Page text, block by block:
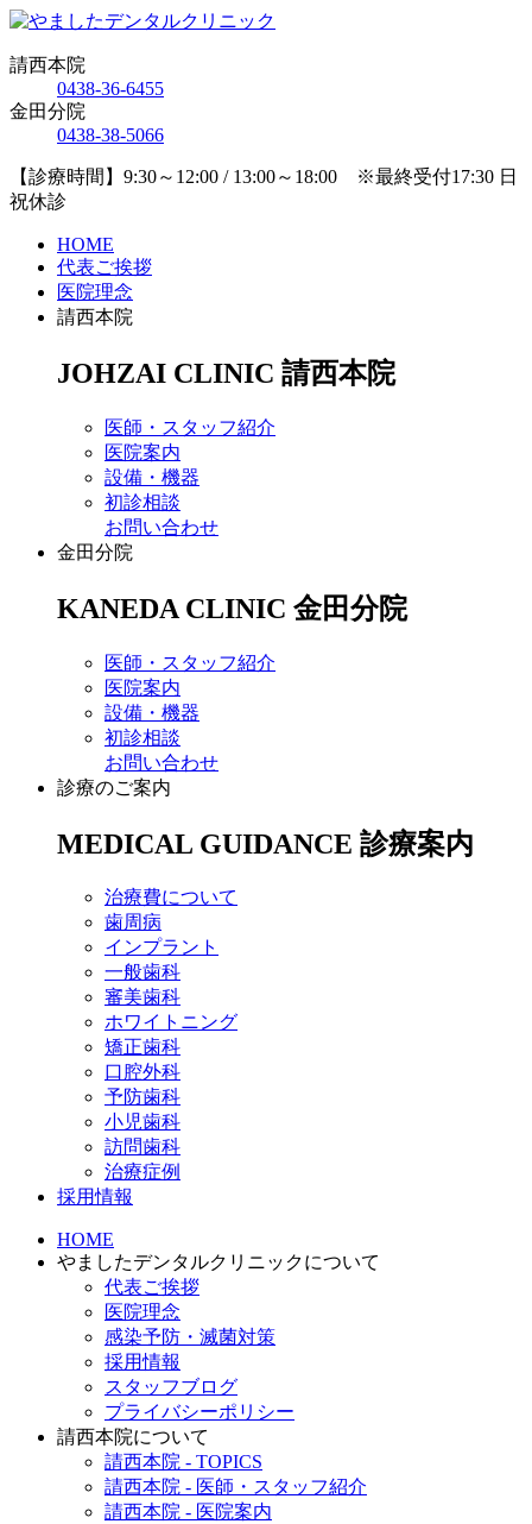
請西本院
0438-36-6455
金田分院
0438-38-5066
【診療時間】9:30～12:00 / 13:00～18:00 ※最終受付17:30 日
祝休診
HOME
代表ご挨拶
医院理念
請西本院
JOHZAI CLINIC 請西本院
医師・スタッフ紹介
医院案内
設備・機器
初診相談
お問い合わせ
金田分院
KANEDA CLINIC 金田分院
医師・スタッフ紹介
医院案内
設備・機器
初診相談
お問い合わせ
診療のご案内
MEDICAL GUIDANCE 診療案内
治療費について
歯周病
インプラント
一般歯科
審美歯科
ホワイトニング
矯正歯科
口腔外科
予防歯科
小児歯科
訪問歯科
治療症例
採用情報
HOME
やましたデンタルクリニックについて
代表ご挨拶
医院理念
感染予防・滅菌対策
採用情報
スタッフブログ
プライバシーポリシー
請西本院について
請西本院 - TOPICS
請西本院 - 医師・スタッフ紹介
請西本院 - 医院案内